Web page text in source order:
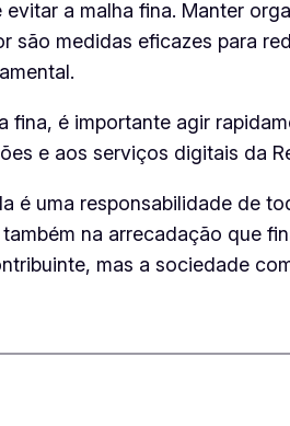
a malha fina. Manter
são medidas eficazes para
fina, é importante agir
e aos serviços digitais da
é uma responsabilidade de
na arrecadação que
mas a sociedade